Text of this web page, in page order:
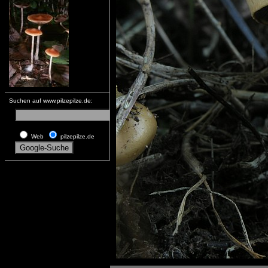
Suchen auf www.pilzepilze.de:
Web pilzepilze.de